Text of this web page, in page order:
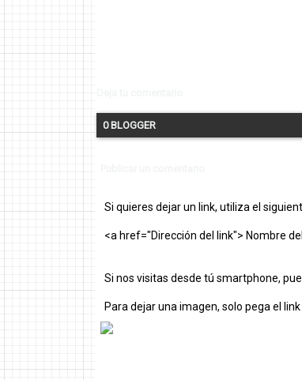
0 BLOGGER
Si quieres dejar un link, utiliza el
<a href="Dirección del link"> Nombre
Si nos visitas desde tú smartphone,
Para dejar una imagen, solo pega el